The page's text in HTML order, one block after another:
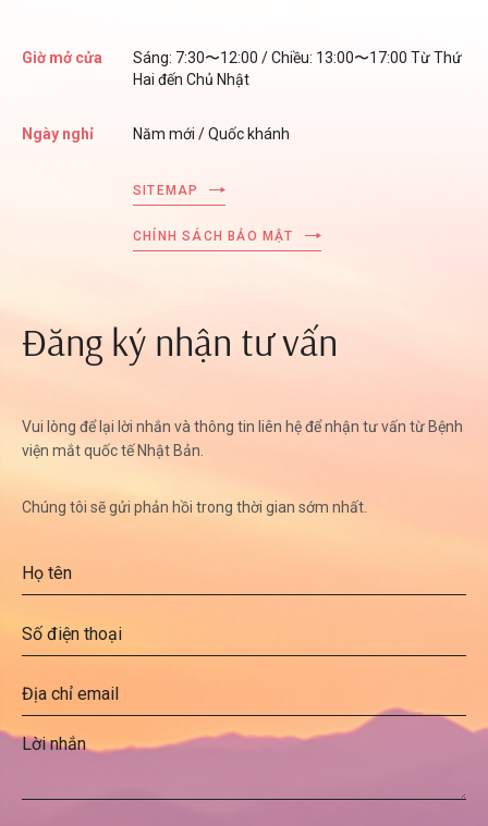
Giờ mở cửa
Sáng: 7:30〜12:00 / Chiều: 13:00〜17:00 Từ Thứ
Hai đến Chủ Nhật
Ngày nghỉ Năm mới / Quốc khánh
SITEMAP
CHÍNH SÁCH BẢO MẬT
Đăng ký nhận tư vấn
Vui lòng để lại lời nhắn và thông tin liên hệ để nhận tư vấn từ Bệnh
viện mắt quốc tế Nhật Bản.
Chúng tôi sẽ gửi phản hồi trong thời gian sớm nhất.